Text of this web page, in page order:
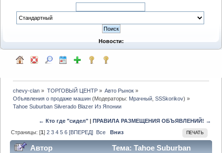
Новости:
chevy-clan » ТОРГОВЫЙ ЦЕНТР» Авто Рынок»
Объявления о продаже машин (Модераторы: Мрачный ,SSSkorikov) »
Tahoe Suburban Silverado Blazer Из Японии
← Кто где "сидел"| ПРАВИЛА РАЗМЕЩЕНИЯ ОБЪЯВЛЕНИЙ! →
ПЕЧАТЬ
Страницы: [1]2 3 4 5 6 [ВПЕРЕД] Все Вниз
Автор
Тема: Tahoe Suburban